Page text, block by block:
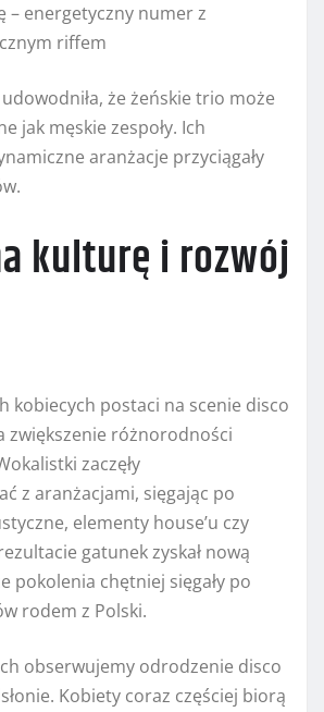
– energetyczny numer z
riffem
że żeńskie trio może
jak męskie zespoły. Ich
aranżacje przyciągały
kulturę i rozwój
kobiecych postaci na scenie disco
zwiększenie różnorodności
zaczęły
z aranżacjami, sięgając po
elementy house’u czy
gatunek zyskał nową
pokolenia chętniej sięgały po
rodem z Polski.
obserwujemy odrodzenie disco
Kobiety coraz częściej biorą